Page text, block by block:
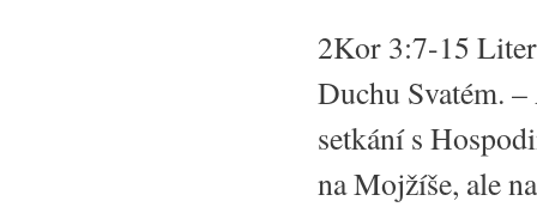
2Kor 3:7-15
Duchu Svatém.
setkání s
na Mojžíše, ale